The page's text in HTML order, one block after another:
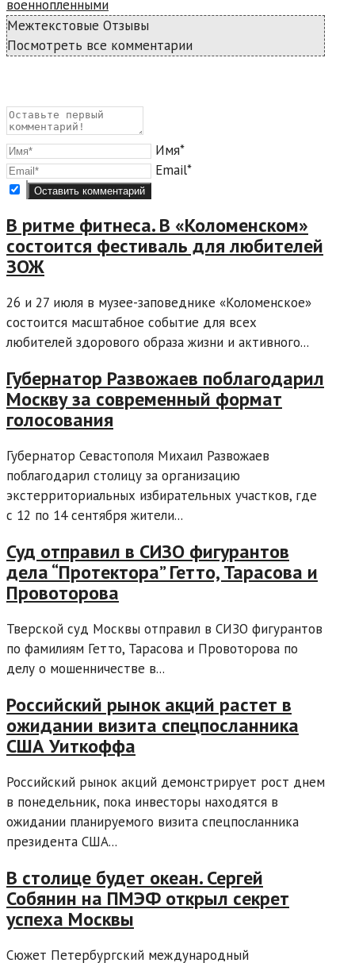
военнопленными
Межтекстовые Отзывы
Посмотреть все комментарии
Имя*
Email*
В ритме фитнеса. В «Коломенском»
состоится фестиваль для любителей
ЗОЖ
26 и 27 июля в музее-заповеднике «Коломенское»
состоится масштабное событие для всех
любителей здорового образа жизни и активного...
Губернатор Развожаев поблагодарил
Москву за современный формат
голосования
Губернатор Севастополя Михаил Развожаев
поблагодарил столицу за организацию
экстерриториальных избирательных участков, где
с 12 по 14 сентября жители...
Суд отправил в СИЗО фигурантов
дела “Протектора” Гетто, Тарасова и
Провоторова
Тверской суд Москвы отправил в СИЗО фигурантов
по фамилиям Гетто, Тарасова и Провоторова по
делу о мошенничестве в...
Российский рынок акций растет в
ожидании визита спецпосланника
США Уиткоффа
Российский рынок акций демонстрирует рост днем
в понедельник, пока инвесторы находятся в
ожидании планируемого визита спецпосланника
президента США...
В столице будет океан. Сергей
Собянин на ПМЭФ открыл секрет
успеха Москвы
Сюжет Петербургский международный